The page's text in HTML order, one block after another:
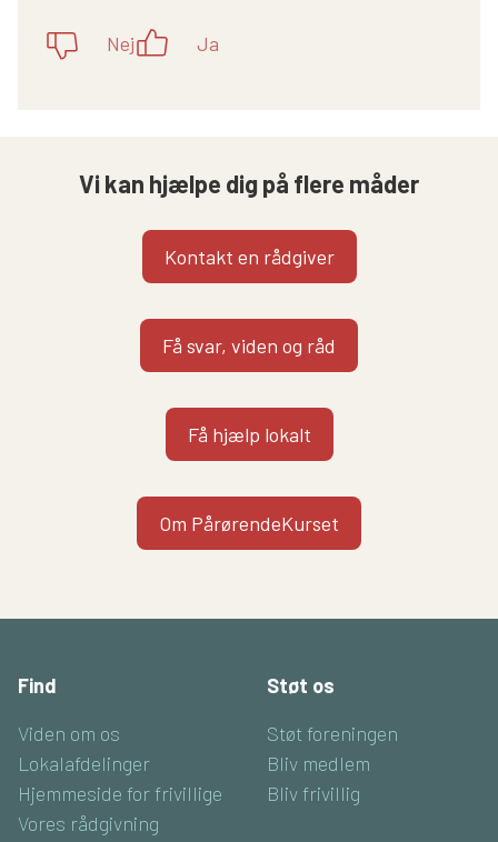
Nej Ja
Vi kan hjælpe dig på flere måder
Kontakt en rådgiver
Få svar, viden og råd
Få hjælp lokalt
Om PårørendeKurset
Find
Viden om os
Lokalafdelinger
Hjemmeside for frivillige
Vores rådgivning
Støt os
Støt foreningen
Bliv medlem
Bliv frivillig